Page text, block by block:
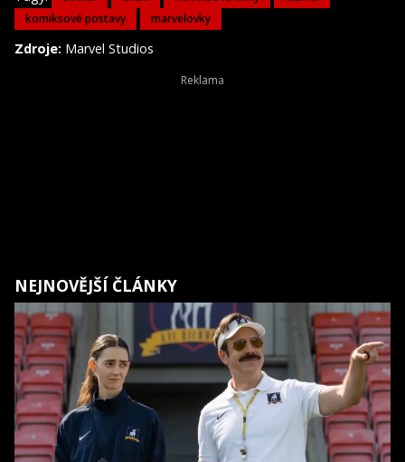
komiksové postavy
marvelovky
Zdroje: Marvel Studios
NEJNOVĚJŠÍ ČLÁNKY